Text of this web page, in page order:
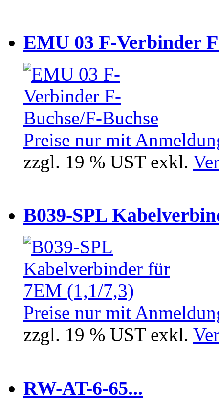
EMU 03 F-Verbinder
Preise nur mit
zzgl. 19 % UST exkl.
B039-SPL
Preise nur mit
zzgl. 19 % UST exkl.
RW-AT-6-65...